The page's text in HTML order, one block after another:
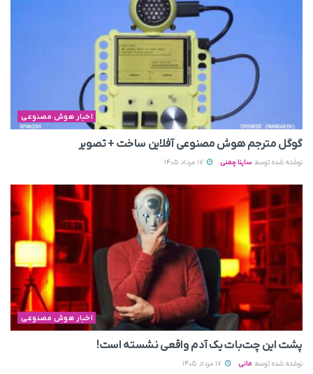
اخبار هوش مصنوعی
گوگل مترجم هوش مصنوعی آفلاین ساخت + تصویر
نوشته شده توسط ساینا چمنی
اخبار هوش مصنوعی
پشت این چت‌بات یک آدم واقعی نشسته است!
نوشته شده توسط مانی